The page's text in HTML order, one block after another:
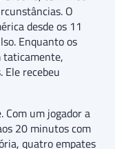
O
desde os 11
Enquanto os
taticamente,
Ele recebeu
Com um jogador a
20 minutos com
quatro empates